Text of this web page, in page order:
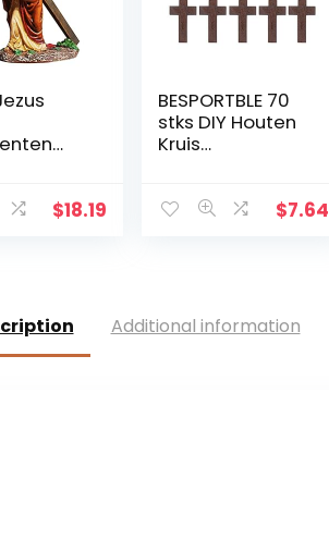
Kerst
$18.19
BESPORTBLE 70
stks DIY Houten
Kruis
Sieraden Ketting
$7.64
Additional information